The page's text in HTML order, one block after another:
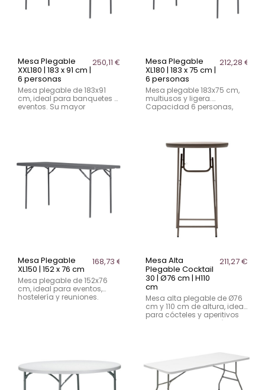
Mesa Plegable
XXL180 | 183 x 91 cm |
6 personas
250,11 €
Mesa plegable de 183x91
cm, ideal para banquetes y
eventos. Su mayor
Mesa Plegable
XL180 | 183 x 75 cm |
6 personas
212,28 €
Mesa plegable 183x75 cm,
multiusos y ligera.
Capacidad 6 personas,
hostelería.
Mesa Plegable
XL150 | 152 x 76 cm
168,73 €
Mesa plegable de 152x76
cm, ideal para eventos,
hostelería y reuniones.
Mesa Alta
Plegable Cocktail
30 | Ø76 cm | H110
cm
211,27 €
Mesa alta plegable de Ø76
cm y 110 cm de altura, ideal
para cócteles y aperitivos
en eventos y hostelería.